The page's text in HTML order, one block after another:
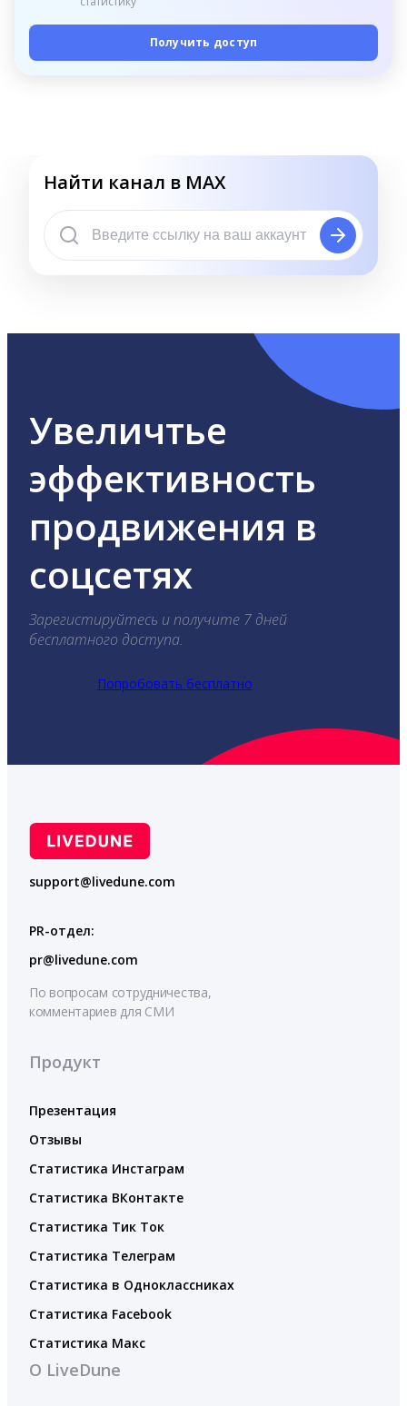
Получить доступ
Найти канал в MAX
Увеличтье
эффективность
продвижения в
соцсетях
Зарегистируйтесь и получите 7 дней
бесплатного доступа.
Попробовать бесплатно
support@livedune.com
PR-отдел:
pr@livedune.com
По вопросам сотрудничества,
комментариев для СМИ
Продукт
Презентация
Отзывы
Статистика Инстаграм
Статистика ВКонтакте
Статистика Тик Ток
Статистика Телеграм
Статистика в Одноклассниках
Статистика Facebook
Статистика Макс
О LiveDune